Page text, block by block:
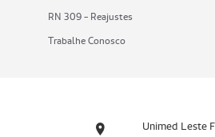
RN 309 - Reajustes
Trabalhe Conosco
Unimed Leste